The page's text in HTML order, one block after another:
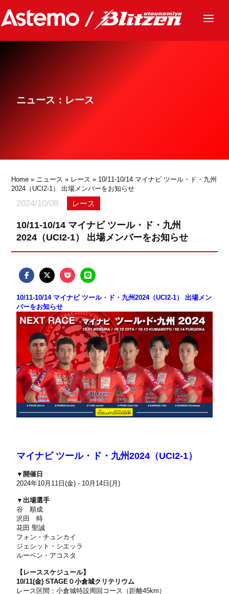
ニュース
グッズ
ニュース：レース
Home » ニュース » レース » 10/11-10/14 マイナビ ツール・ド・九州
2024（UCI2-1） 出場メンバーをお知らせ
2024/10/08 レース
10/11-10/14 マイナビ ツール・ド・九州
2024（UCI2-1） 出場メンバーをお知らせ
10/11-10/14 マイナビ ツール・ド・九州2024（UCI2-1） 出場メン
バーをお知らせ
マイナビ ツール・ド・九州2024（UCI2-1）
▼開催日
2024年10月11日(金) - 10月14日(月)
▼出場選手
谷 順成
沢田 時
花田 聖誠
フォン・チュンカイ
ジェシット・シエッラ
ルーベン・アコスタ
【レーススケジュール】
10/11(金) STAGE０小倉城クリテリウム
レース区間：小倉城特設周回コース（距離45km）